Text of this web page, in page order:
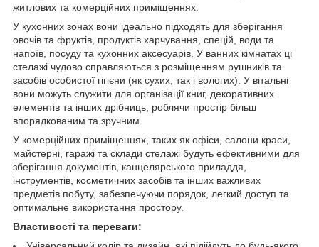
житлових та комерційних приміщеннях.
У кухонних зонах вони ідеально підходять для зберігання
овочів та фруктів, продуктів харчування, спецій, води та
напоїв, посуду та кухонних аксесуарів. У ванних кімнатах ці
стелажі чудово справляються з розміщенням рушників та
засобів особистої гігієни (як сухих, так і вологих). У вітальні
вони можуть служити для організації книг, декоративних
елементів та інших дрібниць, роблячи простір більш
впорядкованим та зручним.
У комерційних приміщеннях, таких як офіси, салони краси,
майстерні, гаражі та склади стелажі будуть ефективними для
зберігання документів, канцелярського приладдя,
інструментів, косметичних засобів та інших важливих
предметів побуту, забезпечуючи порядок, легкий доступ та
оптимальне використання простору.
Властивості та переваги: